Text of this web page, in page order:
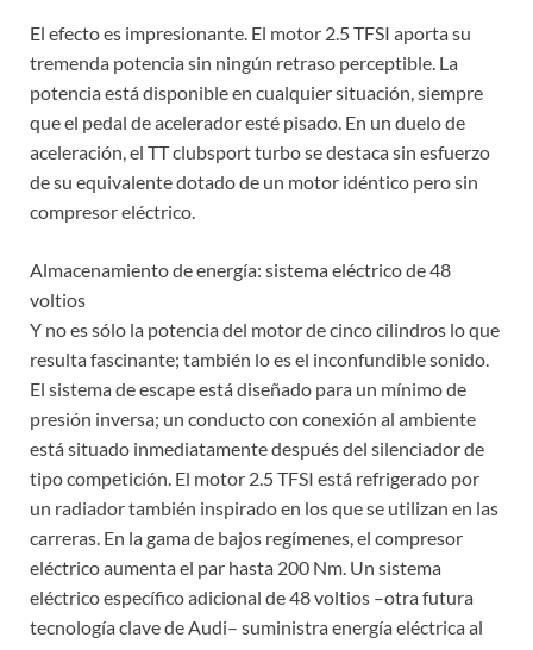
El efecto es impresionante. El motor 2.5 TFSI aporta su
tremenda potencia sin ningún retraso perceptible. La
potencia está disponible en cualquier situación, siempre
que el pedal de acelerador esté pisado. En un duelo de
aceleración, el TT clubsport turbo se destaca sin esfuerzo
de su equivalente dotado de un motor idéntico pero sin
compresor eléctrico.
Almacenamiento de energía: sistema eléctrico de 48
voltios
Y no es sólo la potencia del motor de cinco cilindros lo que
resulta fascinante; también lo es el inconfundible sonido.
El sistema de escape está diseñado para un mínimo de
presión inversa; un conducto con conexión al ambiente
está situado inmediatamente después del silenciador de
tipo competición. El motor 2.5 TFSI está refrigerado por
un radiador también inspirado en los que se utilizan en las
carreras. En la gama de bajos regímenes, el compresor
eléctrico aumenta el par hasta 200 Nm. Un sistema
eléctrico específico adicional de 48 voltios –otra futura
tecnología clave de Audi– suministra energía eléctrica al